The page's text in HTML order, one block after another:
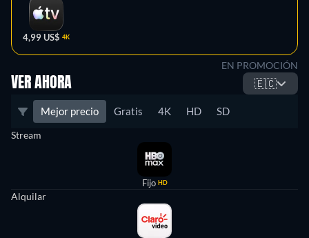
4,99 US$ 4K
EN PROMOCIÓN
VER AHORA 🇪🇨
Mejor precio Gratis 4K HD SD
Stream
Fijo HD
Alquilar